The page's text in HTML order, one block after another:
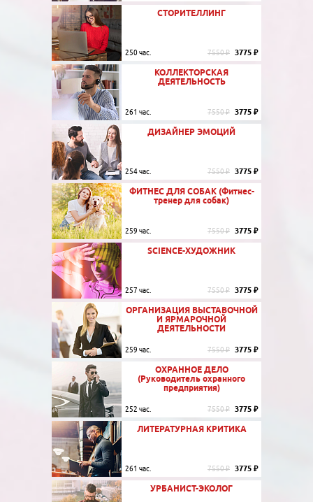
СТОРИТЕЛЛИНГ
250 час. 7550 ₽ 3775 ₽
КОЛЛЕКТОРСКАЯ
ДЕЯТЕЛЬНОСТЬ
261 час. 7550 ₽ 3775 ₽
ДИЗАЙНЕР ЭМОЦИЙ
254 час. 7550 ₽ 3775 ₽
ФИТНЕС ДЛЯ СОБАК (Фитнес-
тренер для собак)
259 час. 7550 ₽ 3775 ₽
SCIENCE-ХУДОЖНИК
257 час. 7550 ₽ 3775 ₽
ОРГАНИЗАЦИЯ ВЫСТАВОЧНОЙ
И ЯРМАРОЧНОЙ
ДЕЯТЕЛЬНОСТИ
259 час. 7550 ₽ 3775 ₽
ОХРАННОЕ ДЕЛО
(Руководитель охранного
предприятия)
252 час. 7550 ₽ 3775 ₽
ЛИТЕРАТУРНАЯ КРИТИКА
261 час. 7550 ₽ 3775 ₽
УРБАНИСТ-ЭКОЛОГ